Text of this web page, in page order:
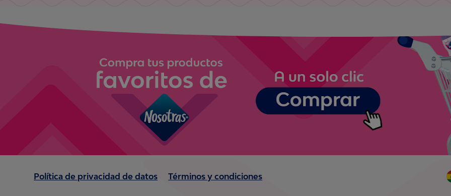
Política de privacidad de datos Términos y condiciones